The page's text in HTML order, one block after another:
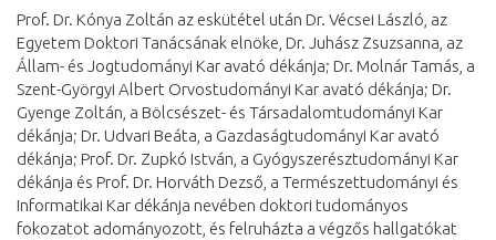
Prof. Dr. Kónya Zoltán az eskütétel után Dr. Vécsei László, az
Egyetem Doktori Tanácsának elnöke, Dr. Juhász Zsuzsanna, az
Állam- és Jogtudományi Kar avató dékánja; Dr. Molnár Tamás, a
Szent-Györgyi Albert Orvostudományi Kar avató dékánja; Dr.
Gyenge Zoltán, a Bölcsészet- és Társadalomtudományi Kar
dékánja; Dr. Udvari Beáta, a Gazdaságtudományi Kar avató
dékánja; Prof. Dr. Zupkó István, a Gyógyszerésztudományi Kar
dékánja és Prof. Dr. Horváth Dezső, a Természettudományi és
Informatikai Kar dékánja nevében doktori tudományos
fokozatot adományozott, és felruházta a végzős hallgatókat